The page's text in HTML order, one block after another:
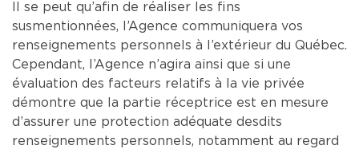
Il se peut qu’afin de réaliser les fins
susmentionnées, l’Agence communiquera vos
renseignements personnels à l’extérieur du Québec.
Cependant, l’Agence n’agira ainsi que si une
évaluation des facteurs relatifs à la vie privée
démontre que la partie réceptrice est en mesure
d’assurer une protection adéquate desdits
renseignements personnels, notamment au regard